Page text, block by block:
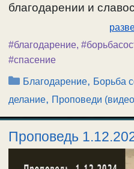
благодарении и
#благодарение,
#спасение
Рубрики
Благодарение, Борьба
делание, Проповеди
Проповедь